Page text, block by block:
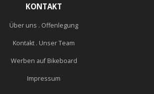
KONTAKT
Über uns . Offenlegung
Kontakt . Unser Team
Werben auf Bikeboard
Impressum